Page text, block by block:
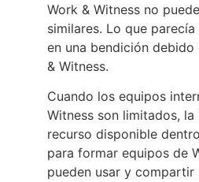
Work & Witness no
similares. Lo que
en una bendición
& Witness.
Cuando los equipos
Witness son limitados,
recurso disponible
para formar equipos de
pueden usar y